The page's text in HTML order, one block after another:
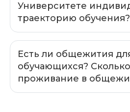
Университете
траекторию обучения?
Есть ли общежития
обучающихся?
проживание в